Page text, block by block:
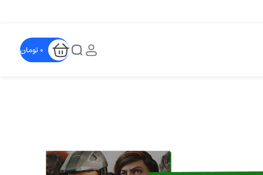
0تومان